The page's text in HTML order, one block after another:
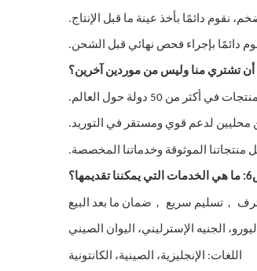
نقوم دائمًا بأخذ عينة ما قبل الإنتاج.
دائمًا بإجراء فحص نهائي قبل الشحن.
， تسليم سريع ， ضمان ما بعد البيع
الجنيه الإسترليني، اليوان الصيني
اللغات: الإنجليزية، الصينية، الكانتونية